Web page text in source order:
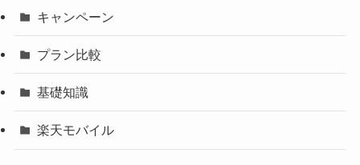
キャンペーン
プラン比較
基礎知識
楽天モバイル